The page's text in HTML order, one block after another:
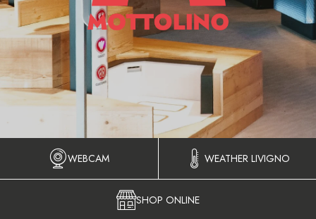
WEBCAM WEATHER LIVIGNO
SHOP ONLINE